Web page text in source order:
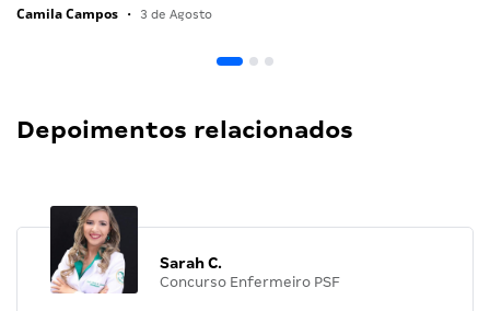
Camila Campos • 3 de Agosto
Depoimentos relacionados
Sarah C.
Concurso Enfermeiro PSF